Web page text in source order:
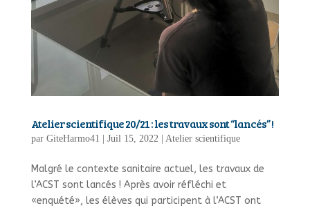
Atelier scientifique 20/21 : les travaux sont “lancés” !
par GiteHarmo41 Juil 15, 2022| Atelier scientifique
Malgré le contexte sanitaire actuel, les travaux de
l’ACST sont lancés ! Après avoir réfléchi et
«enquété», les élèves qui participent à l’ACST ont